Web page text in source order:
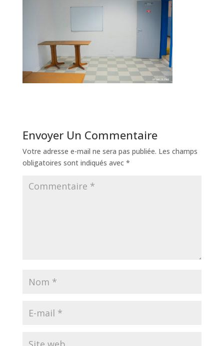
Envoyer Un Commentaire
Votre adresse e-mail ne sera pas publiée. Les champs
obligatoires sont indiqués avec *